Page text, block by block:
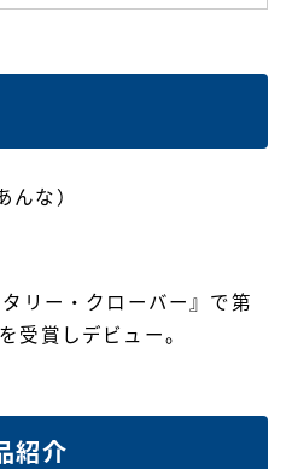
んな）
リー・クローバー』で第
受賞しデビュー。
紹介